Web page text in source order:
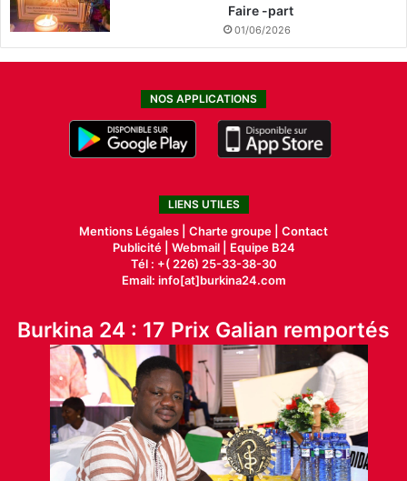
Faire -part
01/06/2026
NOS APPLICATIONS
LIENS UTILES
Mentions Légales | Charte groupe | Contact
Publicité| Webmail |
Equipe B24
Tél : +( 226) 25-33-38-30
Email: info[at]burkina24.com
Burkina 24 : 17 Prix Galian remportés